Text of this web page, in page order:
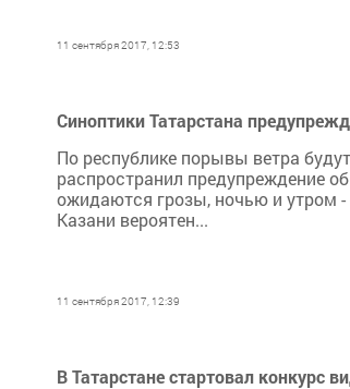
11 сентября 2017, 12:53
Синоптики Татарстана
По республике порывы ветра
распространил предупреждение
ожидаются грозы, ночью и утром
Казани вероятен...
11 сентября 2017, 12:39
В Татарстане стартовал конкурс